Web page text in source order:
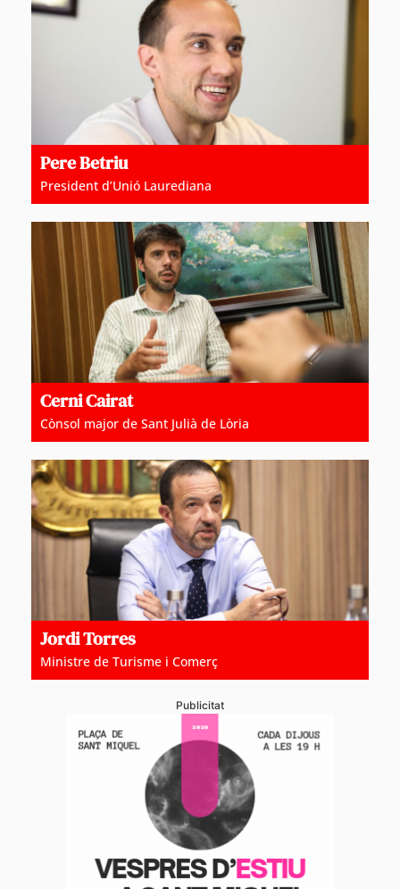
Pere Betriu
President d’Unió Laurediana
Cerni Cairat
Cònsol major de Sant Julià de Lòria
Jordi Torres
Ministre de Turisme i Comerç
Publicitat